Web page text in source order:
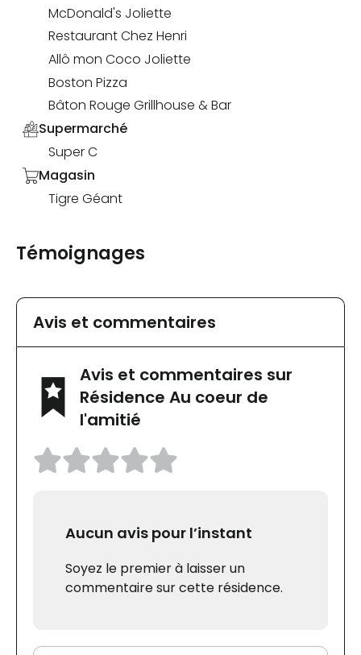
McDonald's Joliette
Restaurant Chez Henri
Allô mon Coco Joliette
Boston Pizza
Bâton Rouge Grillhouse & Bar
Supermarché
Super C
Magasin
Tigre Géant
Témoignages
Avis et commentaires
Avis et commentaires sur
Résidence Au coeur de
l'amitié
Aucun avis pour l’instant
Soyez le premier à laisser un
commentaire sur cette résidence.